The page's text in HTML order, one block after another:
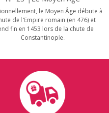
le Moyen Âge débute à
de l'Empire romain (en 476) et
fin en 1453 lors de la chute de
Constantinople.